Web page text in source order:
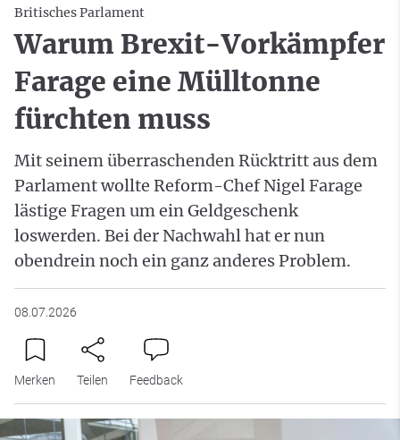
Britisches Parlament
Warum Brexit-Vorkämpfer
Farage eine Mülltonne
fürchten muss
Mit seinem überraschenden Rücktritt aus dem
Parlament wollte Reform-Chef Nigel Farage
lästige Fragen um ein Geldgeschenk
loswerden. Bei der Nachwahl hat er nun
obendrein noch ein ganz anderes Problem.
08.07.2026
Merken Teilen Feedback